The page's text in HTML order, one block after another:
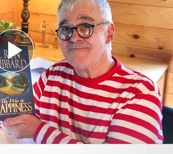
サイエントロジー･ボランティア･ミニ
スター